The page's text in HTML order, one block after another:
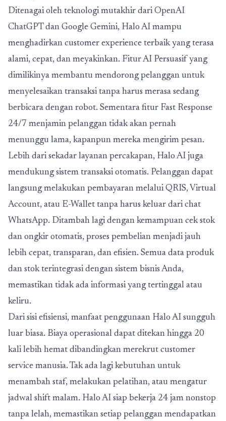
Ditenagai oleh teknologi mutakhir dari OpenAI
ChatGPT dan Google Gemini, Halo AI mampu
menghadirkan customer experience terbaik yang terasa
alami, cepat, dan meyakinkan. Fitur AI Persuasif yang
dimilikinya membantu mendorong pelanggan untuk
menyelesaikan transaksi tanpa harus merasa sedang
berbicara dengan robot. Sementara fitur Fast Response
24/7 menjamin pelanggan tidak akan pernah
menunggu lama, kapanpun mereka mengirim pesan.
Lebih dari sekadar layanan percakapan, Halo AI juga
mendukung sistem transaksi otomatis. Pelanggan dapat
langsung melakukan pembayaran melalui QRIS, Virtual
Account, atau E-Wallet tanpa harus keluar dari chat
WhatsApp. Ditambah lagi dengan kemampuan cek stok
dan ongkir otomatis, proses pembelian menjadi jauh
lebih cepat, transparan, dan efisien. Semua data produk
dan stok terintegrasi dengan sistem bisnis Anda,
memastikan tidak ada informasi yang tertinggal atau
keliru.
Dari sisi efisiensi, manfaat penggunaan Halo AI sungguh
luar biasa. Biaya operasional dapat ditekan hingga 20
kali lebih hemat dibandingkan merekrut customer
service manusia. Tak ada lagi kebutuhan untuk
menambah staf, melakukan pelatihan, atau mengatur
jadwal shift malam. Halo AI siap bekerja 24 jam nonstop
tanpa lelah, memastikan setiap pelanggan mendapatkan